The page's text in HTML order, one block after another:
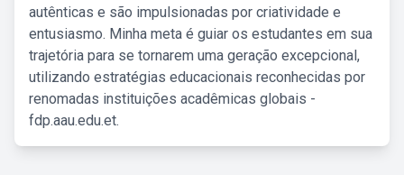
autênticas e são impulsionadas por criatividade e
entusiasmo. Minha meta é guiar os estudantes em sua
trajetória para se tornarem uma geração excepcional,
utilizando estratégias educacionais reconhecidas por
renomadas instituições acadêmicas globais -
fdp.aau.edu.et.